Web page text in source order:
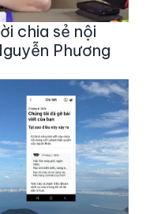
chia sẻ nội
Phương